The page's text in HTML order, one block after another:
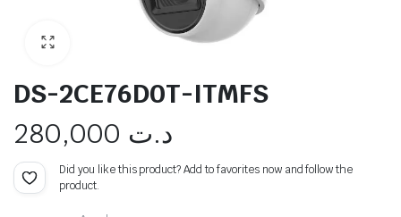
DS-2CE76D0T-ITMFS
د.ت
Did you like this product? Add to favorites now and follow the
product.